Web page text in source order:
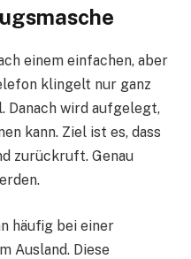
einem einfachen, aber
klingelt nur ganz
Danach wird aufgelegt,
kann. Ziel ist es, dass
zurückruft. Genau
häufig bei einer
Ausland. Diese